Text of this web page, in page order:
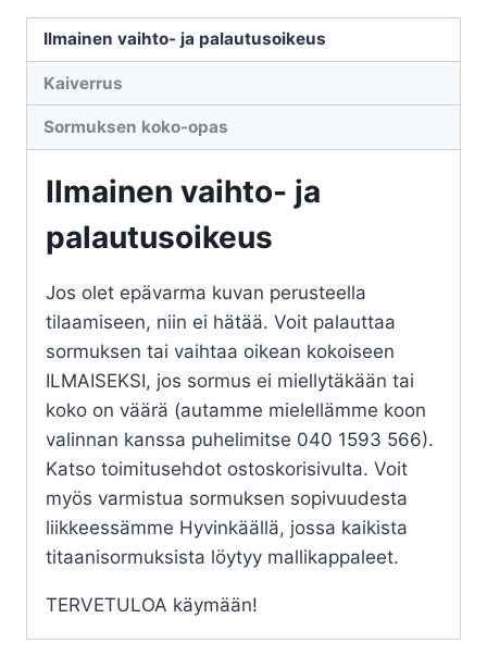
Ilmainen vaihto- ja palautusoikeus
Kaiverrus
Sormuksen koko-opas
Ilmainen vaihto- ja
palautusoikeus
Jos olet epävarma kuvan perusteella
tilaamiseen, niin ei hätää. Voit palauttaa
sormuksen tai vaihtaa oikean kokoiseen
ILMAISEKSI, jos sormus ei miellytäkään tai
koko on väärä (autamme mielellämme koon
valinnan kanssa puhelimitse 040 1593 566).
Katso toimitusehdot ostoskorisivulta. Voit
myös varmistua sormuksen sopivuudesta
liikkeessämme Hyvinkäällä, jossa kaikista
titaanisormuksista löytyy mallikappaleet.
TERVETULOA käymään!